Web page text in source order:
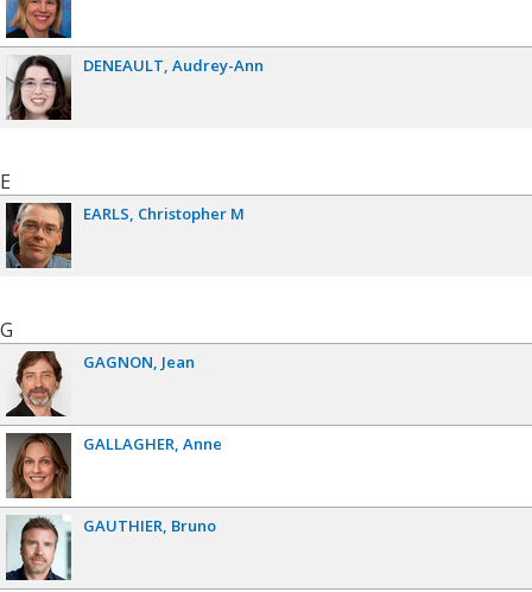
DENEAULT Audrey-Ann
E
EARLS Christopher M
G
GAGNON Jean
GALLAGHER Anne
GAUTHIER Bruno